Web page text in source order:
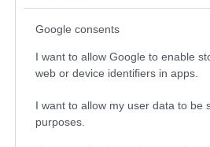
Google consents
I want to allow Google to enable
web or device identifiers in apps.
I want to allow my user data to be
purposes.